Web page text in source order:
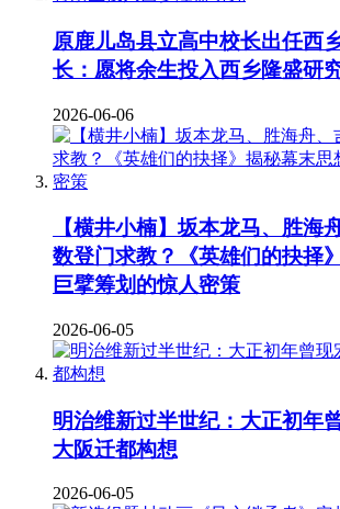
原鹿儿岛县立高中校长出任西
长：愿将余生投入西乡隆盛研
2026-06-06
【横井小楠】坂本龙马、胜海
数登门求教？《英雄们的抉择
巨擘筹划的惊人密策
2026-06-05
明治维新过半世纪：大正初年
大阪迁都构想
2026-06-05